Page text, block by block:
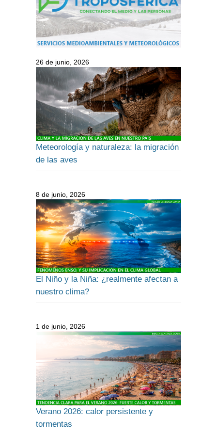
26 de junio, 2026
Meteorología y naturaleza: la migración
de las aves
8 de junio, 2026
El Niño y la Niña: ¿realmente afectan a
nuestro clima?
1 de junio, 2026
Verano 2026: calor persistente y
tormentas